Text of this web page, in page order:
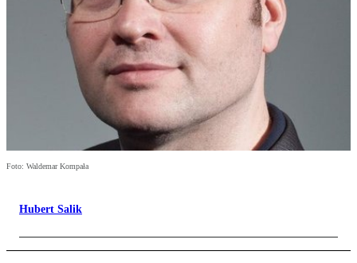
Foto: Waldemar Kompała
Hubert Salik